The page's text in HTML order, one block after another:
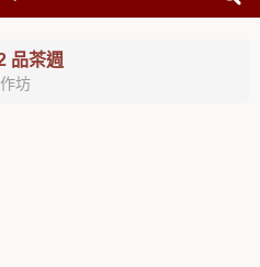
品茶週
坊